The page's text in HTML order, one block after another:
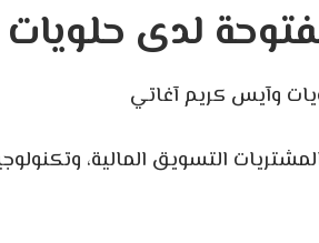
لدى
وآيس كريم آغاتي
التسويق المالية،